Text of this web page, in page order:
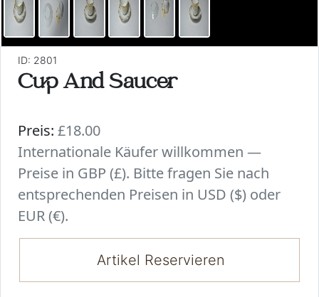
ID: 2801
Cup And Saucer
Preis: £18.00
Internationale Käufer willkommen —
Preise in GBP (£). Bitte fragen Sie nach
entsprechenden Preisen in USD ($) oder
EUR (€).
Artikel Reservieren